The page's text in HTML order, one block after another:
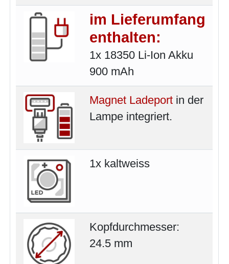
im Lieferumfang
enthalten:
1x 18350 Li-Ion Akku
900 mAh
Magnet Ladeportin der
Lampe integriert.
1x kaltweiss
Kopfdurchmesser:
24.5 mm